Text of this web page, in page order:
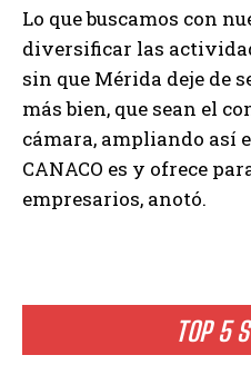
TOP 5
Lo que buscamos con
diversificar las
sin que Mérida deje de
más bien, que sean el
cámara, ampliando así
CANACO es y ofrece
empresarios, anotó.